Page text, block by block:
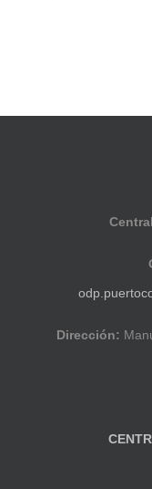
Dirección: